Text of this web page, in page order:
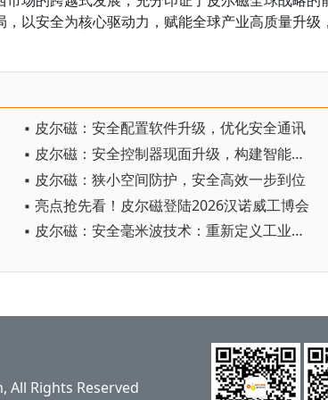
以安全为核心驱动力，赋能全球产业高质量升级
▪ 皮尔磁：安全配置软件升级，优化安全通讯
▪ 皮尔磁：安全控制器现面升级，构建智能化权限管理
▪ 皮尔磁：狭小空间防护，安全高效一步到位
▪ 亮点抢先看！皮尔磁登陆2026汉诺威工博会
▪ 皮尔磁：安全毫米波技术：重新定义工业安全边界
All Rights Reserved